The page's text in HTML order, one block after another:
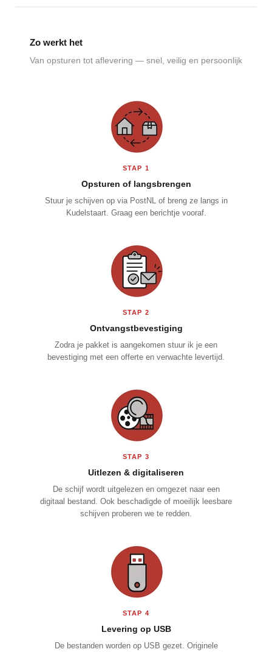
Zo werkt het
Van opsturen tot aflevering — snel, veilig en persoonlijk
STAP 1
Opsturen of langsbrengen
Stuur je schijven op via PostNL of breng ze langs in
Kudelstaart. Graag een berichtje vooraf.
STAP 2
Ontvangstbevestiging
Zodra je pakket is aangekomen stuur ik je een
bevestiging met een offerte en verwachte levertijd.
STAP 3
Uitlezen & digitaliseren
De schijf wordt uitgelezen en omgezet naar een
digitaal bestand. Ook beschadigde of moeilijk leesbare
schijven proberen we te redden.
STAP 4
Levering op USB
De bestanden worden op USB gezet. Originele